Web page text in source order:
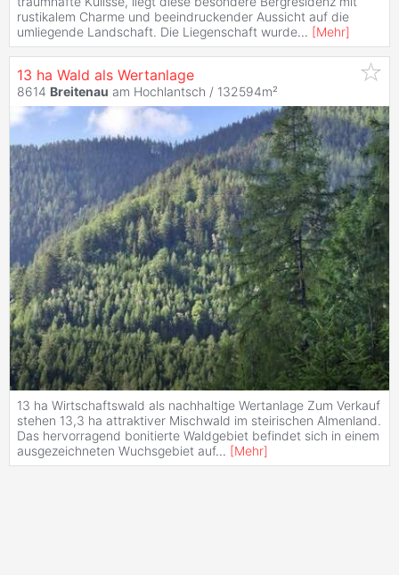
rustikalem Charme und beeindruckender Aussicht auf die
umliegende Landschaft. Die Liegenschaft wurde... [Mehr]
13 ha Wald als Wertanlage
8614 Breitenau am Hochlantsch / 132594m²
13 ha Wirtschaftswald als nachhaltige Wertanlage Zum Verkauf
stehen 13,3 ha attraktiver Mischwald im steirischen Almenland.
Das hervorragend bonitierte Waldgebiet befindet sich in einem
ausgezeichneten Wuchsgebiet auf... [Mehr]